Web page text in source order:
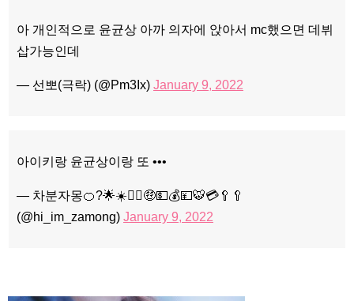
아 개인적으로 윤균상 아까 의자에 앉아서 mc했으면 데뷔
삽가능인데
— 선뽀(극락) (@Pm3Ix) January 9, 2022
아이키랑 윤균상이랑 또 •••
— 차분자몽🍊?🌟☀️🙇‍♀️🤑💵💰💴🐯💳🥄🥄
(@hi_im_zamong) January 9, 2022